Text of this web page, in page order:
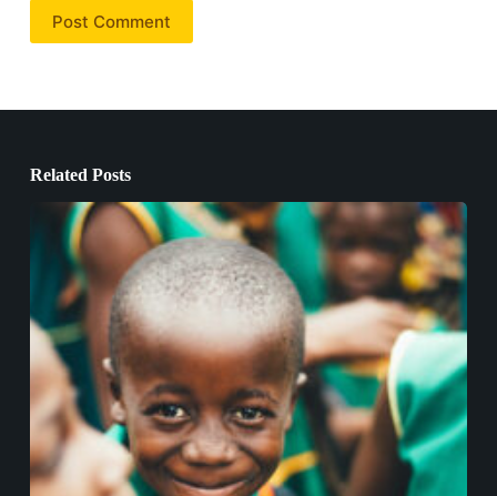
Post Comment
Related Posts